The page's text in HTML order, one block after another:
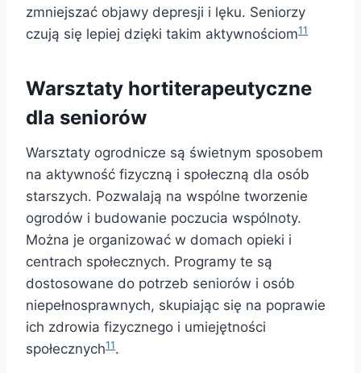
zmniejszać objawy depresji i lęku. Seniorzy
czują się lepiej dzięki takim aktywnościom11
Warsztaty hortiterapeutyczne
dla seniorów
Warsztaty ogrodnicze są świetnym sposobem
na aktywność fizyczną i społeczną dla osób
starszych. Pozwalają na wspólne tworzenie
ogrodów i budowanie poczucia wspólnoty.
Można je organizować w domach opieki i
centrach społecznych. Programy te są
dostosowane do potrzeb seniorów i osób
niepełnosprawnych, skupiając się na poprawie
ich zdrowia fizycznego i umiejętności
społecznych11.